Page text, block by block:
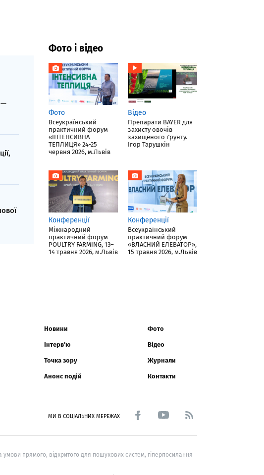
—
Фото і відео
Фото
Всеукраїнський
практичний форум
«ІНТЕНСИВНА
ТЕПЛИЦЯ» 24-25
червня 2026, м.Львів
Відео
Препарати BAYER для
захисту овочів
захищеного ґрунту.
Ігор Тарушкін
Конференції
Міжнародний
практичний форум
POULTRY FARMING, 13–
14 травня 2026, м.Львів
Конференції
Всеукраїнський
практичний форум
«ВЛАСНИЙ ЕЛЕВАТОР»,
15 травня 2026, м.Львів
Новини
Інтерв'ю
Точка зору
Анонс подій
Фото
Відео
Журнали
Контакти
МИ В СОЦІАЛЬНИХ МЕРЕЖАХ
прямого, відкритого для пошукових систем, гіперпосилання